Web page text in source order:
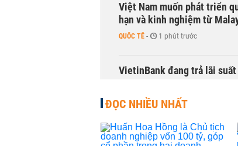
Việt Nam muốn phát triển
hạn và kinh nghiệm từ
QUỐC TẾ - 1 phút trước
VietinBank đang trả lãi
Điều gì khiến mảng ngân
lãi?
ĐỌC NHIỀU NHẤT